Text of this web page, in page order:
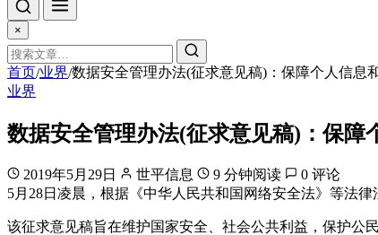
×
首页/业界/数据安全管理办法(征求意见稿)：保障个人信息
业界
数据安全管理办法(征求意见稿)：保障
2019年5月29日 世平信息 9 分钟阅读
0 评论
5月28日凌晨，根据《中华人民共和国网络安全法》等法
该征求意见稿旨在维护国家安全、社会公共利益，保护公